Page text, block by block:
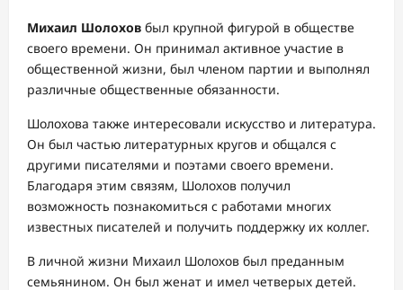
Михаил Шолохов был крупной фигурой в обществе
своего времени. Он принимал активное участие в
общественной жизни, был членом партии и выполнял
различные общественные обязанности.
Шолохова также интересовали искусство и литература.
Он был частью литературных кругов и общался с
другими писателями и поэтами своего времени.
Благодаря этим связям, Шолохов получил
возможность познакомиться с работами многих
известных писателей и получить поддержку их коллег.
В личной жизни Михаил Шолохов был преданным
семьянином. Он был женат и имел четверых детей.